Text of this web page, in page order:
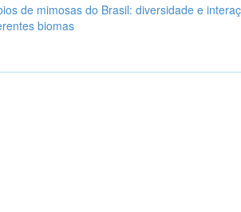
de mimosas do Brasil: diversidade e
biomas